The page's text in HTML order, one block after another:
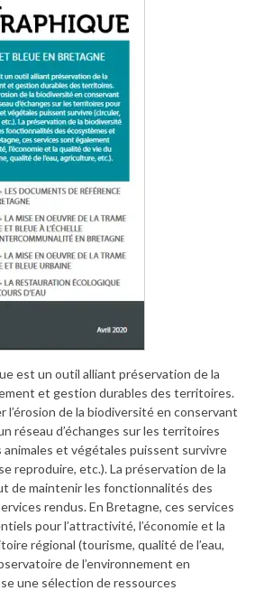
est un outil alliant préservation de la
et gestion durables des territoires.
l’érosion de la biodiversité en conservant
réseau d’échanges sur les territoires
animales et végétales puissent survivre
reproduire, etc.). La préservation de la
de maintenir les fonctionnalités des
rendus. En Bretagne, ces services
pour l’attractivité, l’économie et la
régional (tourisme, qualité de l’eau,
de l’environnement en
une sélection de ressources